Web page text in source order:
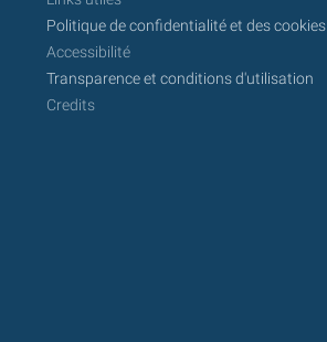
Politique de confidentialité et des cookies
Accessibilité
Transparence et conditions d'utilisation
Credits